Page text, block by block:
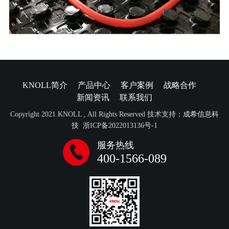
KNOLL简介 产品中心 客户案例
战略合作
新闻资讯
联系我们
Copyright 2021 KNOLL , All Rights Reserved 技术支持： 成希信息科
技 浙ICP备2022013136号-1
服务热线
400-1566-089